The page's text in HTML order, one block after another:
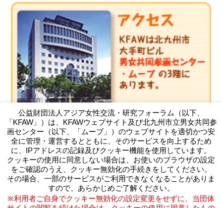
（公財）アジア女性交流・研究フォーラム
Kitakyushu Forum on Asian Women
〒803-0814 北九州市小倉北区大手町11-4北九州市大手町ビ
ル3F
TEL093-583-3434 FAX093-583-5195
公益財団法人アジア女性交流・研究フォーラム（以下、
「KFAW」）は、KFAWウェブサイト及び北九州市立男女共同参
画センター（以下、「ムーブ」）のウェブサイトを適切かつ安
全に管理・運営するとともに、そのサービスを向上するため
に、IPアドレスの記録及びクッキー機能を使用しています。
クッキーの使用に同意しない場合は、お使いのブラウザの設定
をご確認のうえ、クッキー無効化の手続きをしてください。
その場合、一部のサービスがご利用できなくなることがありま
すので、あらかじめご了解ください。
※利用者ご自身でクッキー無効化の設定変更をせずに、当団体